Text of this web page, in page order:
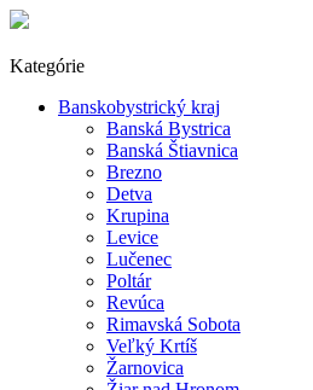
Kategórie
Banskobystrický kraj
Banská Bystrica
Banská Štiavnica
Brezno
Detva
Krupina
Levice
Lučenec
Poltár
Revúca
Rimavská Sobota
Veľký Krtíš
Žarnovica